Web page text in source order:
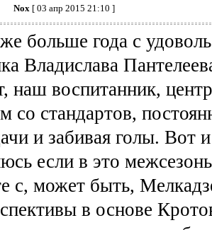
Nox [ 03 апр 2015 21:10 ]
больше года с
Владислава
наш воспитанник,
со стандартов,
и забивая голы. Вот
если в это
с, может быть,
в основе